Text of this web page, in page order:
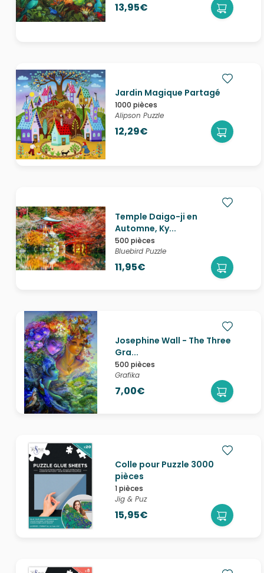
13,95€
Jardin Magique Partagé
1000 pièces
Alipson Puzzle
12,29€
Temple Daigo-ji en
Automne, Ky...
500 pièces
Bluebird Puzzle
11,95€
Josephine Wall - The Three
Gra...
500 pièces
Grafika
7,00€
Colle pour Puzzle 3000
pièces
1 pièces
Jig & Puz
15,95€